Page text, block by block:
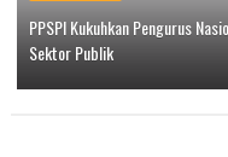
PPSPI Kukuhkan Pengurus
Sektor Publik